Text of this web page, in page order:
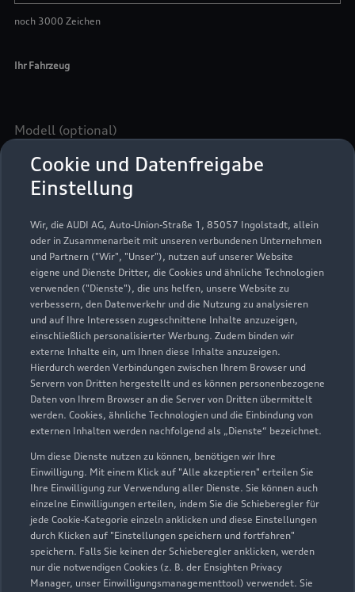
Cookie und Datenfreigabe
Einstellung
Wir, die AUDI AG, Auto-Union-Straße 1, 85057 Ingolstadt, allein
oder in Zusammenarbeit mit unseren verbundenen Unternehmen
und Partnern ("Wir", "Unser"), nutzen auf unserer Website
eigene und Dienste Dritter, die Cookies und ähnliche Technologien
verwenden ("Dienste"), die uns helfen, unsere Website zu
verbessern, den Datenverkehr und die Nutzung zu analysieren
und auf Ihre Interessen zugeschnittene Inhalte anzuzeigen,
einschließlich personalisierter Werbung. Zudem binden wir
externe Inhalte ein, um Ihnen diese Inhalte anzuzeigen.
Hierdurch werden Verbindungen zwischen Ihrem Browser und
Servern von Dritten hergestellt und es können personenbezogene
Daten von Ihrem Browser an die Server von Dritten übermittelt
werden. Cookies, ähnliche Technologien und die Einbindung von
externen Inhalten werden nachfolgend als „Dienste“ bezeichnet.
Um diese Dienste nutzen zu können, benötigen wir Ihre
Einwilligung. Mit einem Klick auf "Alle akzeptieren" erteilen Sie
Ihre Einwilligung zur Verwendung aller Dienste. Sie können auch
einzelne Einwilligungen erteilen, indem Sie die Schieberegler für
jede Cookie-Kategorie einzeln anklicken und diese Einstellungen
durch Klicken auf "Einstellungen speichern und fortfahren"
speichern. Falls Sie keinen der Schieberegler anklicken, werden
nur die notwendigen Cookies (z. B. der Ensighten Privacy
Manager, unser Einwilligungsmanagementtool) verwendet. Sie